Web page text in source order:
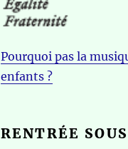
Pourquoi pas la
enfants ?
RENTRÉE